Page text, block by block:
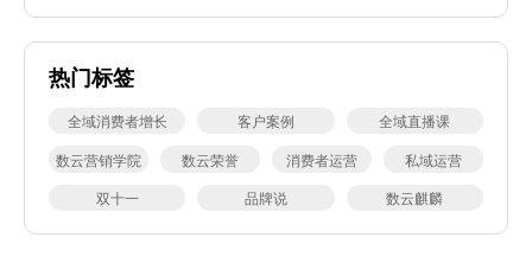
热门标签
全域消费者增长 客户案例
全域直播课
数云营销学院
数云荣誉 消费者运营
私域运营
双十一
品牌说 数云麒麟